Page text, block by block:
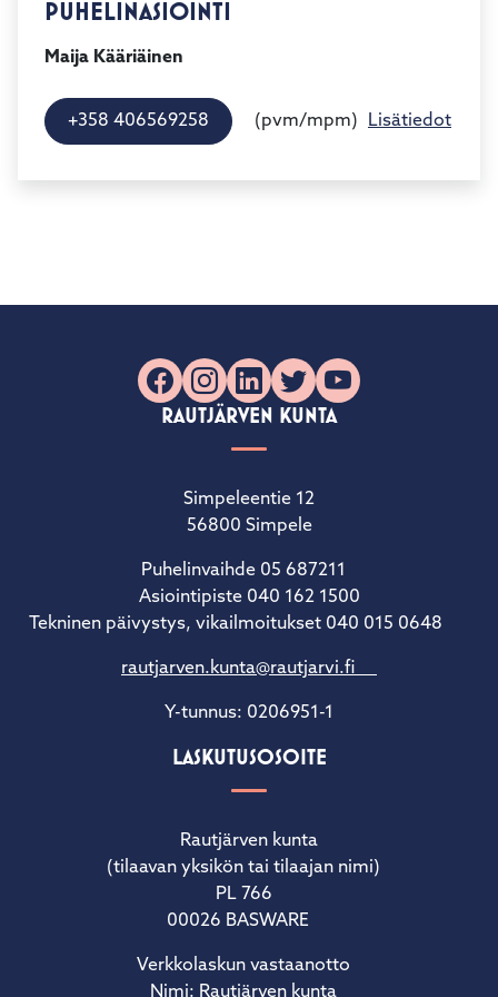
PUHELINASIOINTI
Maija Kääriäinen
+358 406569258 (pvm/mpm) Lisätiedot
Facebook
Instagram
LinkedIn
X YouTube
RAUTJÄRVEN KUNTA
Simpeleentie 12
56800 Simpele
Puhelinvaihde 05 687211
Asiointipiste 040 162 1500
Tekninen päivystys, vikailmoitukset 040 015 0648
rautjarven.kunta@rautjarvi.fi
Y-tunnus: 0206951-1
LASKUTUSOSOITE
Rautjärven kunta
(tilaavan yksikön tai tilaajan nimi)
PL 766
00026 BASWARE
Verkkolaskun vastaanotto
Nimi: Rautjärven kunta